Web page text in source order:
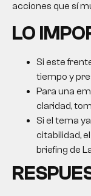
acciones que sí
LO
Si este
tiempo y
Para una
claridad,
Si el tema
citabilidad,
briefing de